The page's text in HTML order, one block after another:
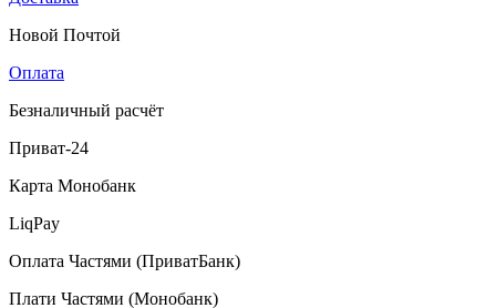
Новой Почтой
Оплата
Безналичный расчёт
Приват-24
Карта Монобанк
LiqPay
Оплата Частями (ПриватБанк)
Плати Частями (Монобанк)